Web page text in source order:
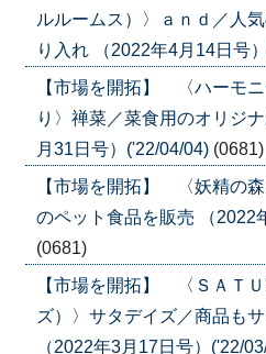
ルルームス）〉ａｎｄ／人
り入れ （2022年4月14日号
【市場を開拓】 〈ハーモ
り〉禅菜／菜食用のオリジ
月31日号）('22/04/04) (0681)
【市場を開拓】 〈妖精の
のペット食品を販売 （2022
(0681)
【市場を開拓】 〈ＳＡＴ
ズ）〉サタデイズ／商品も
（2022年3月17日号）('22/